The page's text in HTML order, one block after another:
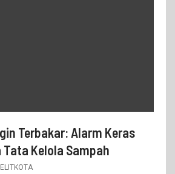
Terbakar: Alarm Keras
Kelola Sampah